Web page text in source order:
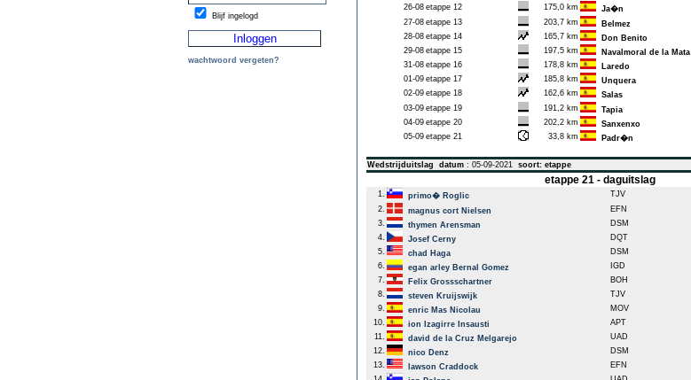
Blijf ingelogd
wachtwoord vergeten?
26-08 etappe 12 175,0 km Ja�n
27-08 etappe 13 203,7 km Belmez
28-08 etappe 14 165,7 km Don Benito
29-08 etappe 15 197,5 km Navalmoral de la Mata
31-08 etappe 16 178,8 km Laredo
01-09 etappe 17 185,8 km Unquera
02-09 etappe 18 162,6 km Salas
03-09 etappe 19 191,2 km Tapia
04-09 etappe 20 202,2 km Sanxenxo
05-09 etappe 21 33,8 km Padr�n
Wedstrijduitslag datum : 05-09-2021 soort: etappe
etappe 21 - daguitslag
1. primo� Roglic TJV
2.
magnus cort Nielsen EFN
3.
thymen Arensman DSM
4.
Josef Cerny DQT
5.
chad Haga DSM
6.
egan arley Bernal Gomez IGD
7.
Felix Grossschartner BOH
8.
steven Kruijswijk TJV
9.
enric Mas Nicolau MOV
10.
ion Izagirre Insausti APT
11.
david de la Cruz Melgarejo UAD
12.
nico Denz DSM
13.
lawson Craddock EFN